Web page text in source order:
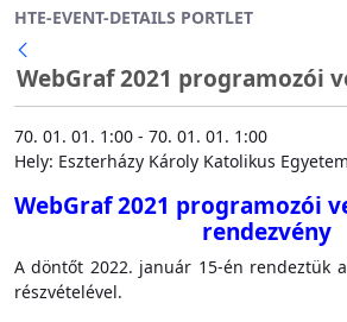
Ugrás a fő tartalomhoz
HTE-EVENT-DETAILS PORTLET
WebGraf 2021 programozói
70. 01. 01. 1:00 - 70. 01. 01. 1:00
Hely: Eszterházy Károly Katolikus
WebGraf 2021 programozói
rendezvény
A döntőt 2022. január 15-én rendeztük
részvételével.